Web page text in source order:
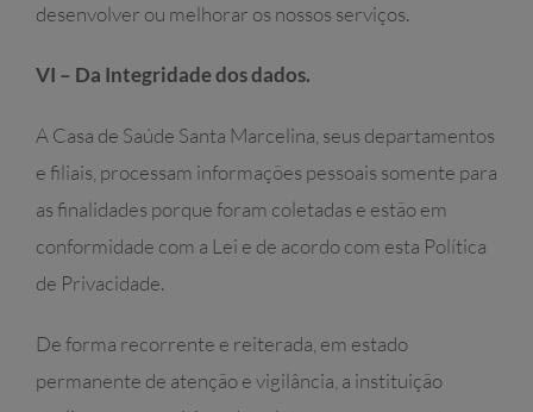
desenvolver ou melhorar os nossos serviços.
VI – Da Integridade dos dados.
A Casa de Saúde Santa Marcelina, seus departamentos
e filiais, processam informações pessoais somente para
as finalidades porque foram coletadas e estão em
conformidade com a Lei e de acordo com esta Política
de Privacidade.
De forma recorrente e reiterada, em estado
permanente de atenção e vigilância, a instituição